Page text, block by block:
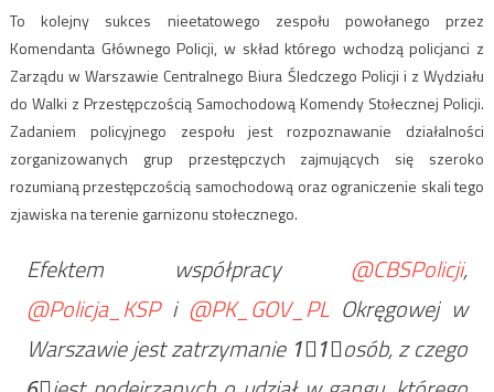
To kolejny sukces nieetatowego zespołu powołanego przez
Komendanta Głównego Policji, w skład którego wchodzą policjanci z
Zarządu w Warszawie Centralnego Biura Śledczego Policji i z Wydziału
do Walki z Przestępczością Samochodową Komendy Stołecznej Policji.
Zadaniem policyjnego zespołu jest rozpoznawanie działalności
zorganizowanych grup przestępczych zajmujących się szeroko
rozumianą przestępczością samochodową oraz ograniczenie skali tego
zjawiska na terenie garnizonu stołecznego.
Efektem współpracy @CBSPolicji,
@Policja_KSPi @PK_GOV_PLOkręgowej w
Warszawie jest zatrzymanie 1⃣1⃣osób, z czego